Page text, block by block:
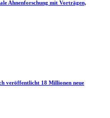
Ahnenforschung mit Vorträgen,
veröffentlicht 18 Millionen neue